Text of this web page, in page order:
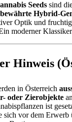
Seeds sind
bewährte Hybrid-
Optik und
moderner
Hinweis
in Österreich
oder Zierobjekte
ist
sich vor dem Erwerb